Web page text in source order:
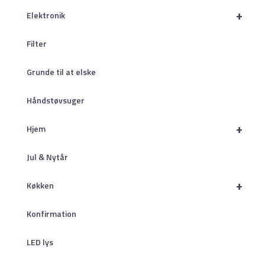
+
Elektronik
Filter
Grunde til at elske
Håndstøvsuger
+
Hjem
Jul & Nytår
+
Køkken
Konfirmation
LED lys